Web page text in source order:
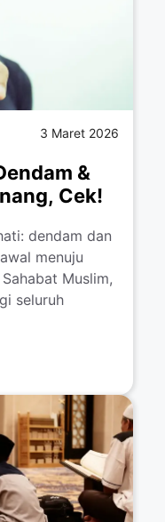
3 Maret 2026
&
Cek!
dendam dan
menuju
Muslim,
seluruh